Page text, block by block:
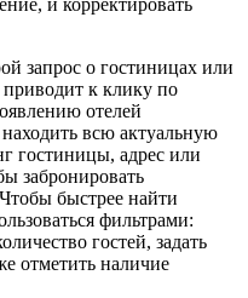
и корректировать
запрос о гостиницах или
приводит к клику по
отелей
всю актуальную
гостиницы, адрес или
забронировать
быстрее найти
фильтрами:
гостей, задать
отметить наличие